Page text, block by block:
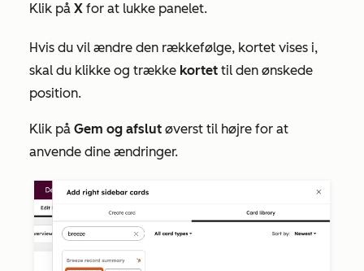
Klik på X for at lukke panelet.
Hvis du vil ændre den rækkefølge, kortet vises i,
skal du klikke og trække kortet til den ønskede
position.
Klik på Gem og afslut øverst til højre for at
anvende dine ændringer.